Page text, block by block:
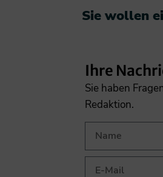
Sie wollen
Ihre
Sie haben
Redaktion.